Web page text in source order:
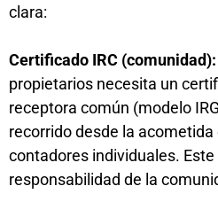
clara:
Certificado IRC (comunidad):
propietarios necesita un
receptora común (modelo
recorrido desde la
contadores individuales.
responsabilidad de la